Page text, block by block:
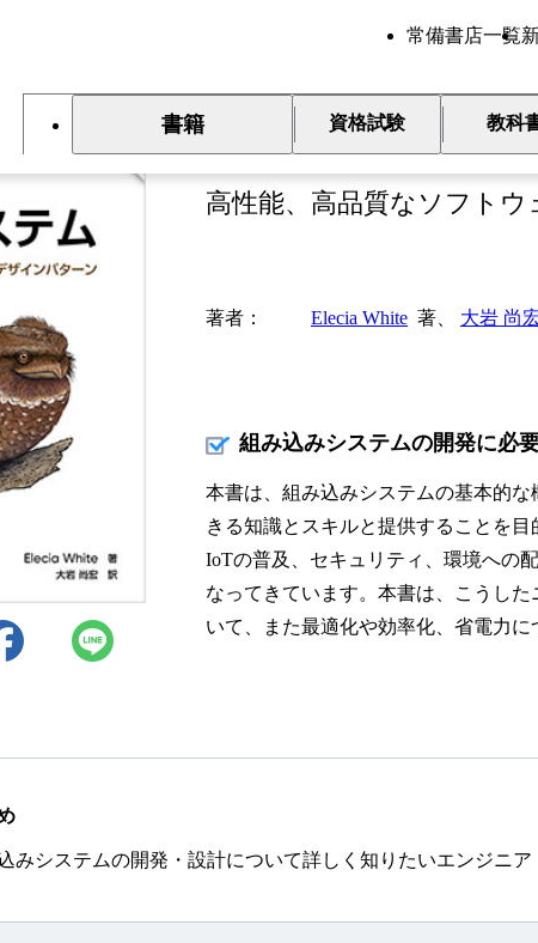
常備書店一覧
書籍 資格試験 教科
詳解 組み込みシ
高性能、高品質なソフト
著者 Elecia White 著、 大岩 尚
組み込みシステムの開発に必
本書は、組み込みシステムの基本的
きる知識とスキルと提供することを
IoTの普及、セキュリティ、環境への
なってきています。本書は、こうし
いて、また最適化や効率化、省電力
みシステムの開発・設計について詳しく知りたいエンジニア